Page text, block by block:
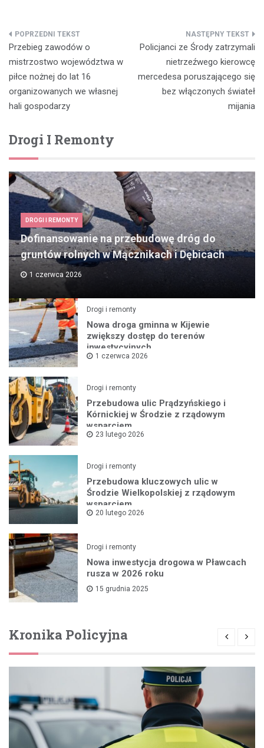
Nawigacja
wpisu
Przebieg zawodów o
mistrzostwo województwa w
piłce nożnej do lat 16
organizowanych we własnej
hali gospodarzy
Policjanci ze Środy zatrzymali
nietrzeźwego kierowcę
mercedesa poruszającego się
bez włączonych świateł
mijania
Drogi I Remonty
DROGI I REMONTY
Dofinansowanie na przebudowę dróg do
gruntów rolnych w Mącznikach i Dębicach
1 czerwca 2026
Drogi i remonty
Nowa droga gminna w Kijewie
zwiększy dostęp do terenów
inwestycyjnych
1 czerwca 2026
Drogi i remonty
Przebudowa ulic Prądzyńskiego i
Kórnickiej w Środzie z rządowym
wsparciem
23 lutego 2026
Drogi i remonty
Przebudowa kluczowych ulic w
Środzie Wielkopolskiej z rządowym
wsparciem
20 lutego 2026
Drogi i remonty
Nowa inwestycja drogowa w Pławcach
rusza w 2026 roku
15 grudnia 2025
Kronika Policyjna